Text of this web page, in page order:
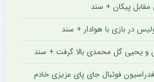
پیکان + سند
در بازی با هوادار + سند
و یحیی گل محمدی بالا گرفت + سند
فوتبال جای پای عزیزی خادم